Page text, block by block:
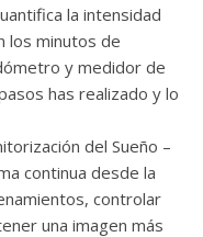
la intensidad
los minutos de
y medidor de
has realizado y lo
del Sueño –
continua desde la
controlar
una imagen más